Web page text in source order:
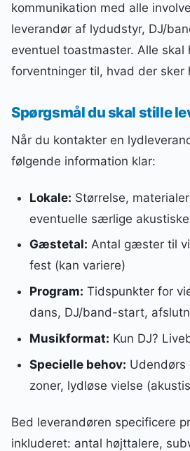
kommunikation med alle
leverandør af lydudstyr, DJ/
eventuel toastmaster. Alle skal
forventninger til, hvad der sker
Spørgsmål du skal stille
Når du kontakter en
følgende information klar:
Lokale: Størrelse,
eventuelle særlige
Gæstetal: Antal gæster til
fest (kan variere)
Program: Tidspunkter for
dans, DJ/band-start,
Musikformat: Kun DJ?
Specielle behov: Udendørs
zoner, lydløse vielse
Bed leverandøren specificere
inkluderet: antal højttalere,